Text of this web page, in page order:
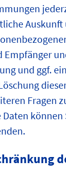
Auskunft
und ggf.
Fragen
können